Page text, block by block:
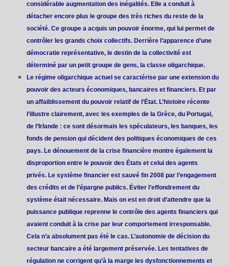
considérable augmentation des inégalités. Elle a conduit à
détacher encore plus le groupe des très riches du reste de la
société. Ce groupe a acquis un pouvoir énorme, qui lui permet de
contrôler les grands choix collectifs. Derrière l’apparence d’une
démocratie représentative, le destin de la collectivité est
déterminé par un petit groupe de gens, la classe oligarchique.
Le régime oligarchique actuel se caractérise par une extension du
pouvoir des acteurs économiques, bancaires et financiers. Et par
un affaiblissement du pouvoir relatif de l’État. L’histoire récente
l’illustre clairement, avec les exemples de la Grèce, du Portugal,
de l’Irlande : ce sont désormais les spéculateurs, les banques, les
fonds de pension qui décident des politiques économiques de ces
pays. Le dénouement de la crise financière montre également la
disproportion entre le pouvoir des États et celui des agents
privés. Le système financier est sauvé fin 2008 par l’engagement
des crédits et de l’épargne publics. Éviter l’effondrement du
système était nécessaire. Mais on est en droit d’attendre que la
puissance publique reprenne le contrôle des agents financiers qui
avaient conduit à la crise par leur comportement irresponsable.
Cela n’a absolument pas été le cas. L’autonomie de décision du
secteur bancaire a été largement préservée. Les tentatives de
régulation ne corrigent qu’à la marge les dysfonctionnements et